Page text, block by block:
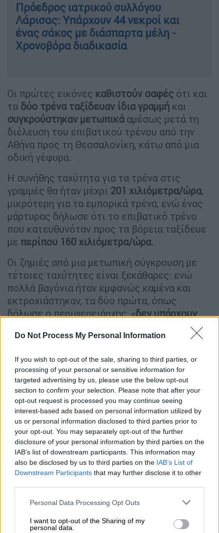
Do Not Process My Personal Information
If you wish to opt-out of the sale, sharing to third parties, or
processing of your personal or sensitive information for
targeted advertising by us, please use the below opt-out
section to confirm your selection. Please note that after your
opt-out request is processed you may continue seeing
interest-based ads based on personal information utilized by
us or personal information disclosed to third parties prior to
your opt-out. You may separately opt-out of the further
disclosure of your personal information by third parties on the
IAB’s list of downstream participants. This information may
also be disclosed by us to third parties on the IAB’s List of
Downstream Participants that may further disclose it to other
Please note that this website/app uses one or more Google
not limited to your visit or usage behaviour. You may click to
grant or deny consent to Google and its third-party tags to
Personal Data Processing Opt Outs
I want to opt-out of the Sharing of my
personal data.
Πρόεδρος ιατρικού συλλόγου
Λάρισας: Υπάρχουν 44 νεκροί και
ένας σάκος με διάσπαρτα μέλη -
Χρονοβόρα διαδικασία
Οι πρώτες εικόνες καθιστούν σαφές ότι και
τα δύο τρένα ταξίδευαν ίδια γραμμή και
συγκρούστηκαν μετωπικάαμέσως μετά τη
διέλευση του επιβατικού τρένου από την
Αθήνα προς τη Θεσσαλονίκη, κάτω από μια
οδική γέφυρα.
Η συνήθης ταχύτητα για τα τρένα στις
γραμμές θα ήταν μέχρι 201 χιλιόμετρα/ώρα,
μικρότερη για τα εμπορικά τρένα, ενώ ένας
μάρτυρας δήλωσε ότι το επιβατικό τρένο
που κατευθυνόταν προς τα βόρεια ταξίδευε
με περίπου 160 χιλιόμετρα/ώρα.
Οι ζημιές από μια μετωπική σύγκρουση με
τέτοιες ταχύτητες είναι ξεκάθαρες: ενώ
πολλά βαγόνια ήταν εμφανώς καμένα και
εκτροχιάστηκαν, τα δύο πρώτα, όπως
δήλωσε ο περιφερειάρχης, «δεν υπάρχουν
δεν έχουν δημοσιοποιηθεί στοιχείασχετικά
με το τι προκάλεσε τη σύγκρουση, αλλά ένα
ερώτημα για τους ερευνητές είναι αν η
σηματοδότηση λειτουργούσε σωστά ή αν το
ανθρώπινο λάθος ή άλλες περιστάσεις
επέτρεψαν δύο τρένα να κινούνται στις
ίδιες ράγες.
Αν και μεγάλο μέρος του μικρού
σιδηροδρομικού δικτύου της Ελλάδας έχει
Θεσσαλονίκης και τα τρένα ταξίδευαν σε ένα
τμήμα της ηλεκτροδοτούμενης κύριας